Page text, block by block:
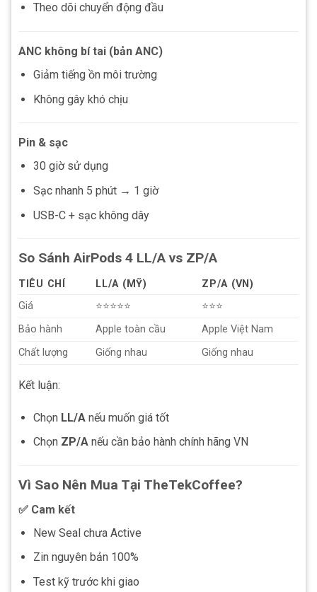
Theo dõi chuyển động đầu
ANC không bí tai (bản ANC)
Giảm tiếng ồn môi trường
Không gây khó chịu
Pin & sạc
30 giờ sử dụng
Sạc nhanh 5 phút → 1 giờ
USB-C + sạc không dây
So Sánh AirPods 4 LL/A vs ZP/A
TIÊU CHÍ LL/A (MỸ)
ZP/A (VN)
Giá
⭐⭐⭐⭐⭐
⭐⭐⭐
Bảo hành
Apple toàn cầu
Apple Việt Nam
Chất lượng
Giống nhau Giống nhau
Kết luận:
Chọn LL/Anếu muốn giá tốt
Chọn ZP/Anếu cần bảo hành chính hãng VN
Vì Sao Nên Mua Tại TheTekCoffee?
✅ Cam kết
New Seal chưa Active
Zin nguyên bản 100%
Test kỹ trước khi giao